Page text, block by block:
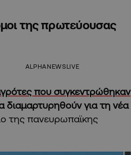
της πρωτεύουσας
ALPHANEWSLIVE
που συγκεντρώθηκαν
διαμαρτυρηθούν για τη νέα
της πανευρωπαϊκης